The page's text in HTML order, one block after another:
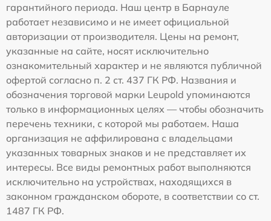
гарантийного периода. Наш центр в Барнауле
работает независимо и не имеет официальной
авторизации от производителя. Цены на ремонт,
указанные на сайте, носят исключительно
ознакомительный характер и не являются публичной
офертой согласно п. 2 ст. 437 ГК РФ. Названия и
обозначения торговой марки Leupold упоминаются
только в информационных целях — чтобы обозначить
перечень техники, с которой мы работаем. Наша
организация не аффилирована с владельцами
указанных товарных знаков и не представляет их
интересы. Все виды ремонтных работ выполняются
исключительно на устройствах, находящихся в
законном гражданском обороте, в соответствии со ст.
1487 ГК РФ.